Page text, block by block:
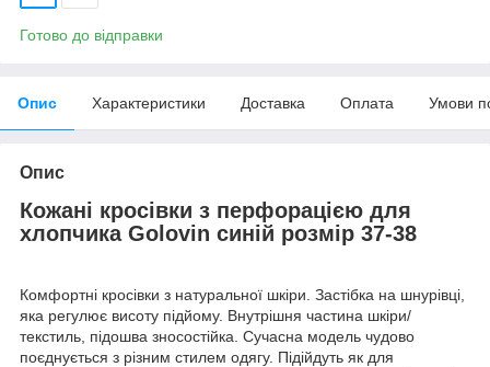
Готово до відправки
Опис Характеристики Доставка Оплата Умови
Опис
Кожані кросівки з перфорацією для
хлопчика Golovin синій розмір 37-38
Комфортні кросівки з натуральної шкіри. Застібка на шнурівці,
яка регулює висоту підйому. Внутрішня частина шкіри/
текстиль, підошва зносостійка Сучасна модель чудово
поєднується з різним стилем одягу. Підійдуть як для